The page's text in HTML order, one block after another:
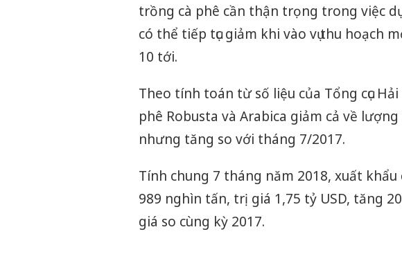
trồng cà phê cần thận trọng trong việc
có thể tiếp tục giảm khi vào vụ thu hoạch
10 tới.
Theo tính toán từ số liệu của Tổng cục
phê Robusta và Arabica giảm cả về
nhưng tăng so với tháng 7/2017.
Tính chung 7 tháng năm 2018, xuất
989 nghìn tấn, trị giá 1,75 tỷ USD, tăng
giá so cùng kỳ 2017.